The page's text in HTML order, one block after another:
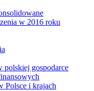
w 2016 roku
polskiej gospodarce
Polsce i krajach